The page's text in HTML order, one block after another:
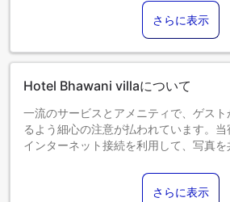
添い寝の場合は宿泊無料です。
6歳以上のゲストは大人とみなされます。
エキストラベッドの追加可否は、お部屋
ます。各部屋タイプ欄の記載をご確認く
さらに表示
Hotel Bhawani villaについて
一流のサービスとアメニティで、ゲスト
るよう細心の注意が払われています。
インターネット接続を利用して、写真
ービスを利用すれば、マナリ観光がさら
自家用車でお越しのお客様には、無料駐
さらに表示